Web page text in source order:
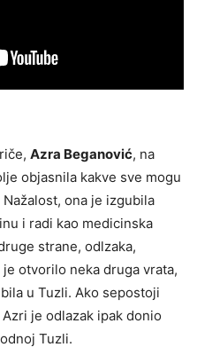
Azra Beganović, na
objasnila kakve sve mogu
ona je izgubila
i radi kao medicinska
strane, odlzaka,
otvorilo neka druga vrata,
u Tuzli. Ako sepostoji
je odlazak ipak donio
Tuzli.